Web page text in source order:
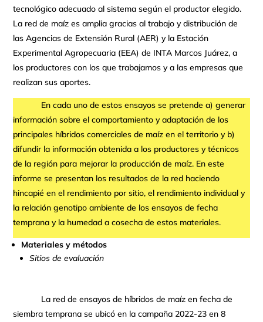
tecnológico adecuado al sistema según el productor elegido.
La red de maíz es amplia gracias al trabajo y distribución de
las Agencias de Extensión Rural (AER) y la Estación
Experimental Agropecuaria (EEA) de INTA Marcos Juárez, a
los productores con los que trabajamos y a las empresas que
realizan sus aportes.
En cada uno de estos ensayos se pretende a) generar
información sobre el comportamiento y adaptación de los
principales híbridos comerciales de maíz en el territorio y b)
difundir la información obtenida a los productores y técnicos
de la región para mejorar la producción de maíz. En este
informe se presentan los resultados de la red haciendo
hincapié en el rendimiento por sitio, el rendimiento individual y
la relación genotipo ambiente de los ensayos de fecha
temprana y la humedad a cosecha de estos materiales.
Materiales y métodos
Sitios de evaluación
La red de ensayos de híbridos de maíz en fecha de
siembra temprana se ubicó en la campaña 2022-23 en 8